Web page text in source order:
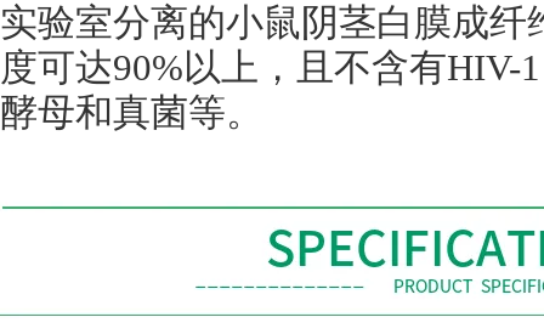
实验室分离的小鼠阴茎白膜成纤
度可达90%以上，且不含有HIV-1
酵母和真菌等。